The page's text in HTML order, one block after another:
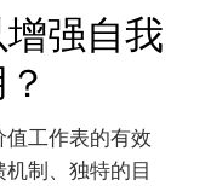
强自我
工作表的有效
制、独特的目